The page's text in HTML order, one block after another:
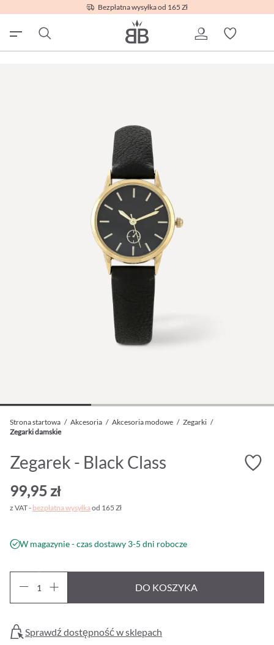
Bezpłatna wysyłka od 165 Zł
Strona startowa / Akcesoria / Akcesoria modowe / Zegarki /
Zegarki damskie
Zegarek - Black Class
99,95 zł
z VAT - bezpłatna wysyłkaod 165 Zł
W magazynie - czas dostawy 3-5 dni robocze
DO KOSZYKA
Sprawdź dostępność w sklepach